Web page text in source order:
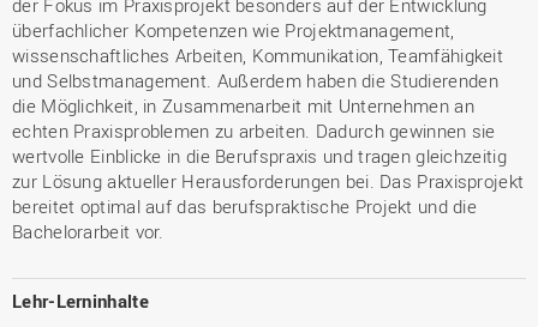
der Fokus im Praxisprojekt besonders auf der Entwicklung
überfachlicher Kompetenzen wie Projektmanagement,
wissenschaftliches Arbeiten, Kommunikation, Teamfähigkeit
und Selbstmanagement. Außerdem haben die Studierenden
die Möglichkeit, in Zusammenarbeit mit Unternehmen an
echten Praxisproblemen zu arbeiten. Dadurch gewinnen sie
wertvolle Einblicke in die Berufspraxis und tragen gleichzeitig
zur Lösung aktueller Herausforderungen bei. Das Praxisprojekt
bereitet optimal auf das berufspraktische Projekt und die
Bachelorarbeit vor.
Lehr-Lerninhalte